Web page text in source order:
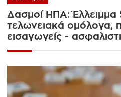
Δασμοί ΗΠΑ: Έλλειμμα
τελωνειακά ομόλογα,
εισαγωγείς -